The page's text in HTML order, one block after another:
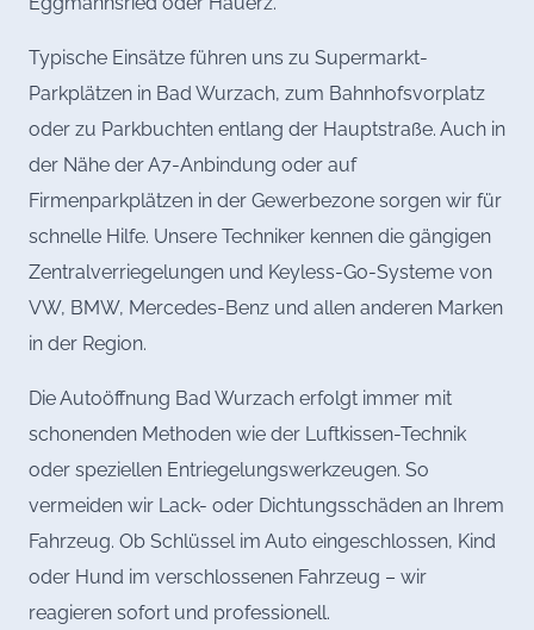
Typische Einsätze führen uns zu Supermarkt-
Parkplätzen in Bad Wurzach, zum Bahnhofsvorplatz
oder zu Parkbuchten entlang der Hauptstraße. Auch in
der Nähe der A7-Anbindung oder auf
Firmenparkplätzen in der Gewerbezone sorgen wir für
schnelle Hilfe. Unsere Techniker kennen die gängigen
Zentralverriegelungen und Keyless-Go-Systeme von
VW, BMW, Mercedes-Benz und allen anderen Marken
in der Region.
Die Autoöffnung Bad Wurzach erfolgt immer mit
schonenden Methoden wie der Luftkissen-Technik
oder speziellen Entriegelungswerkzeugen. So
vermeiden wir Lack- oder Dichtungsschäden an Ihrem
Fahrzeug. Ob Schlüssel im Auto eingeschlossen, Kind
oder Hund im verschlossenen Fahrzeug – wir
reagieren sofort und professionell.